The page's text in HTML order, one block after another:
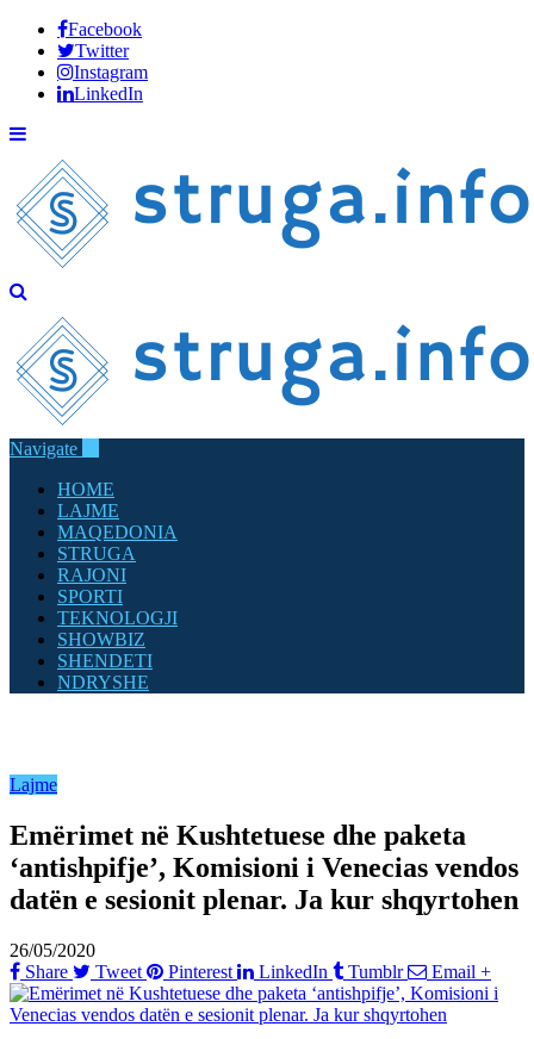
Facebook
Twitter
Instagram
LinkedIn
Navigate
HOME
LAJME
MAQEDONIA
STRUGA
RAJONI
SPORTI
TEKNOLOGJI
SHOWBIZ
SHENDETI
NDRYSHE
Lajme
Emërimet në Kushtetuese dhe paketa
‘antishpifje’, Komisioni i Venecias vendos
datën e sesionit plenar. Ja kur shqyrtohen
26/05/2020
Share
Tweet Pinterest LinkedIn Tumblr Email +